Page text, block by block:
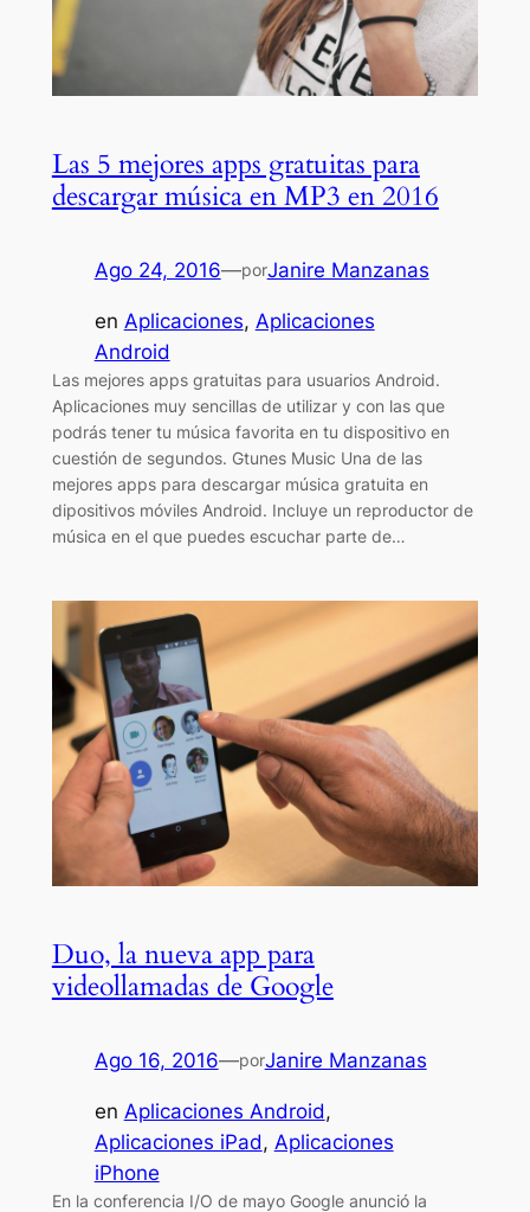
Las 5 mejores apps gratuitas para
descargar música en MP3 en 2016
Ago 24, 2016—porJanire Manzanas
en Aplicaciones, Aplicaciones
Android
Las mejores apps gratuitas para usuarios Android.
Aplicaciones muy sencillas de utilizar y con las que
podrás tener tu música favorita en tu dispositivo en
cuestión de segundos. Gtunes Music Una de las
mejores apps para descargar música gratuita en
dipositivos móviles Android. Incluye un reproductor de
música en el que puedes escuchar parte de…
Duo, la nueva app para
videollamadas de Google
Ago 16, 2016—porJanire Manzanas
en Aplicaciones Android
Aplicaciones iPad, Aplicaciones
iPhone
En la conferencia I/O de mayo Google anunció la